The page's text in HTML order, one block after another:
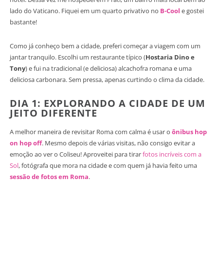
lado do Vaticano. Fiquei em um quarto privativo no B-Cool e gostei
bastante!
Como já conheço bem a cidade, preferi começar a viagem com um
jantar tranquilo. Escolhi um restaurante típico (Hostaria Dino e
Tony) e fui na tradicional (e deliciosa) alcachofra romana e uma
deliciosa carbonara. Sem pressa, apenas curtindo o clima da cidade.
DIA 1: EXPLORANDO A CIDADE DE UM
JEITO DIFERENTE
A melhor maneira de revisitar Roma com calma é usar o ônibus hop
on hop off. Mesmo depois de várias visitas, não consigo evitar a
emoção ao ver o Coliseu! Aproveitei para tirarfotos incríveis com a
Sol, fotógrafa que mora na cidade e com quem já havia feito uma
sessão de fotos em Roma.